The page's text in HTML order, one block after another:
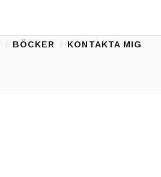
BÖCKER KONTAKTA MIG